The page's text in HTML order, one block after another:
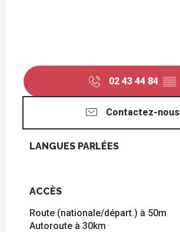
02 43 44 84 ▒▒
Contactez-nous
LANGUES PARLÉES
LANGUES PARLÉES
ACCÈS
ACCÈS
Route (nationale/départ.) à 50m
Autoroute à 30km